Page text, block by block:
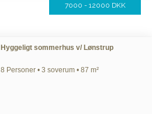
7000 - 12000 DKK
Hyggeligt sommerhus v/ Lønstrup
8 Personer • 3 soverum • 87 m²